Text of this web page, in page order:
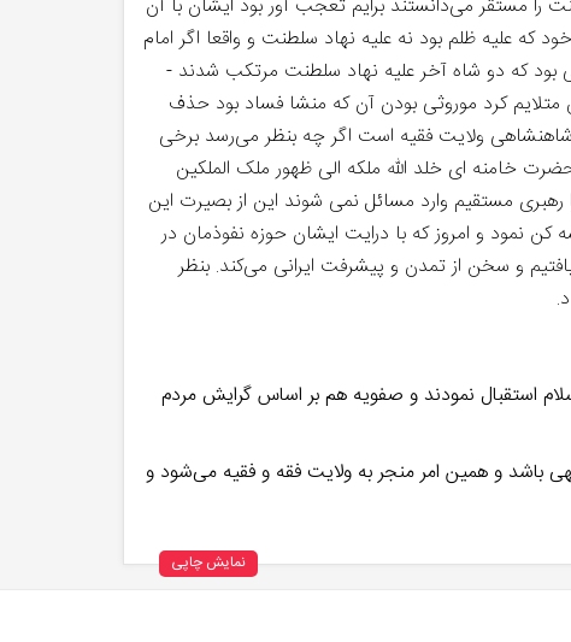
را مستقر می‌دانستند برایم تعجب آور بود ایشان با آن
که علیه ظلم بود نه علیه نهاد سلطنت و واقعا اگر امام
که دو شاه آخر علیه نهاد سلطنت مرتکب شدند -
متلایم کرد موروثی بودن آن که منشا فساد بود حذف
ولایت فقیه است اگر چه بنظر می‌رسد برخی
خامنه ای خلد الله ملکه الی ظهور ملک الملکین
مستقیم وارد مسائل نمی شوند این از بصیرت این
اجرایی ریشه کن نمود و امروز که با درایت ایشان حوزه نفوذمان در
و سخن از تمدن و پیشرفت ایرانی می‌کند. بنظر
استقبال نمودند و صفویه هم بر اساس گرایش مردم
باشد و همین امر منجر به ولایت فقه و فقیه می‌شود و
نمایش چاپی